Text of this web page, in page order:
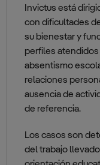
Invictus está
con dificultades
su bienestar y
perfiles
absentismo
relaciones
ausencia de
de referencia.
Los casos son
del trabajo